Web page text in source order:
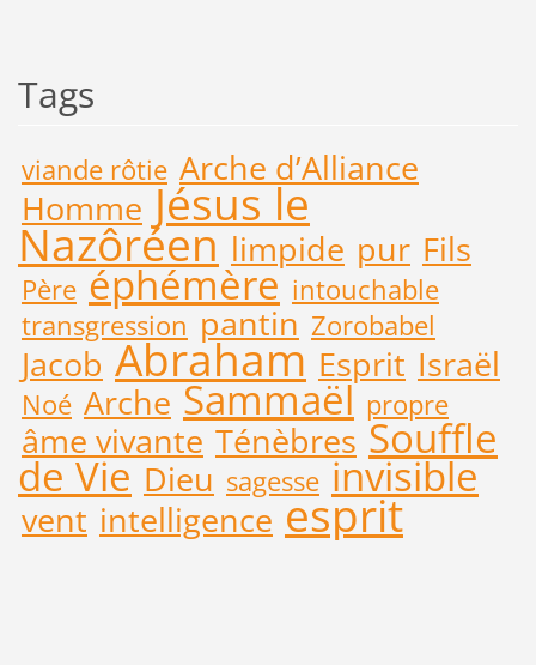
Tags
viande rôtie Arche d’Alliance
Homme Jésus le
Nazôréen limpide pur Fils
Père éphémère intouchable
transgression pantin Zorobabel
Jacob Abraham Esprit Israël
Noé Arche Sammaël propre
âme vivante Ténèbres Souffle
de Vie Dieu sagesse invisible
vent intelligence esprit